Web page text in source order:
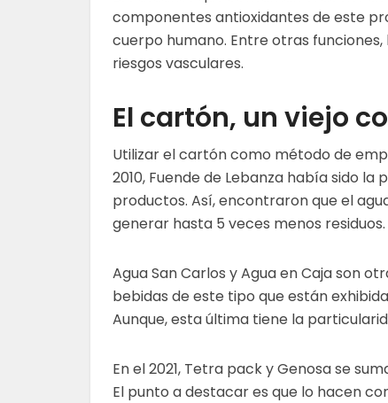
componentes antioxidantes de este
cuerpo humano. Entre otras
riesgos vasculares.
El cartón, un viejo
Utilizar el cartón como método de
2010, Fuende de Lebanza había sido la
productos. Así, encontraron que el
generar hasta 5 veces menos residuos.
Agua San Carlos y Agua en Caja son
bebidas de este tipo que están
Aunque, estaúltima tiene la
En el 2021, Tetra pack yGenosase
El punto a destacar es que lo hacen